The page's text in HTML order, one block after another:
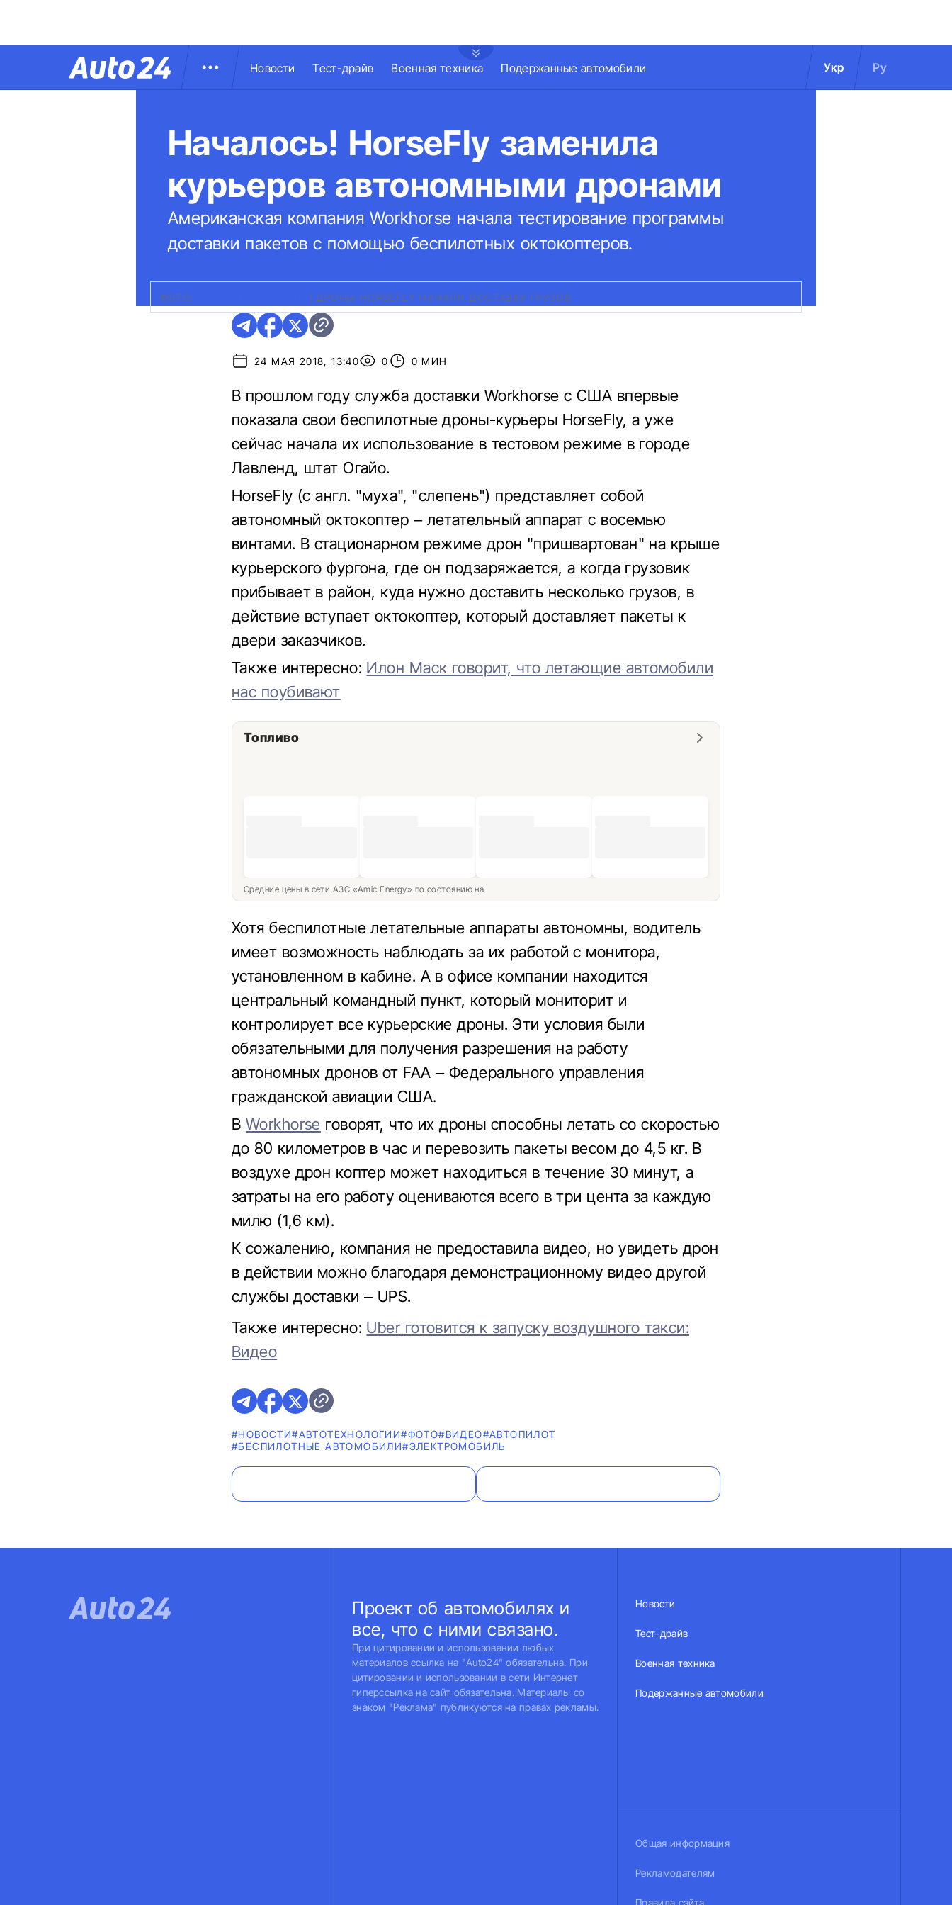
Новости Тест-драйв Военная техника Подержанные автомобили Укр Ру
Началось! HorseFly заменила
курьеров автономными дронами
Американская компания Workhorse начала тестирование программы
доставки пакетов с помощью беспилотных октокоптеров.
ФОТО: ДРОНЫ HORSEFLY НАЧАЛИ ДОСТАВКУ ГРУЗОВ
24 МАЯ 2018, 13:40 0 0 МИН
В прошлом году служба доставки Workhorse с США впервые
показала свои беспилотные дроны-курьеры HorseFly, а уже
сейчас начала их использование в тестовом режиме в городе
Лавленд, штат Огайо.
HorseFly (с англ. "муха", "слепень") представляет собой
автономный октокоптер – летательный аппарат с восемью
винтами. В стационарном режиме дрон "пришвартован" на крыше
курьерского фургона, где он подзаряжается, а когда грузовик
прибывает в район, куда нужно доставить несколько грузов, в
действие вступает октокоптер, который доставляет пакеты к
двери заказчиков.
Также интересно: Илон Маск говорит, что летающие автомобили
нас поубивают
Топливо
Средние цены в сети АЗС «Amic Energy» по состоянию на
Хотя беспилотные летательные аппараты автономны, водитель
имеет возможность наблюдать за их работой с монитора,
установленном в кабине. А в офисе компании находится
центральный командный пункт, который мониторит и
контролирует все курьерские дроны. Эти условия были
обязательными для получения разрешения на работу
автономных дронов от FAA – Федерального управления
гражданской авиации США.
В Workhorse говорят, что их дроны способны летать со скоростью
до 80 километров в час и перевозить пакеты весом до 4,5 кг. В
воздухе дрон коптер может находиться в течение 30 минут, а
затраты на его работу оцениваются всего в три цента за каждую
милю (1,6 км).
К сожалению, компания не предоставила видео, но увидеть дрон
в действии можно благодаря демонстрационному видео другой
службы доставки – UPS.
Также интересно: Uber готовится к запуску воздушного такси:
Видео
#НОВОСТИ#АВТОТЕХНОЛОГИИ#ФОТО#ВИДЕО#АВТОПИЛОТ
#БЕСПИЛОТНЫЕ АВТОМОБИЛИ#ЭЛЕКТРОМОБИЛЬ
Проект об автомобилях и
все, что с ними связано.
При цитировании и использовании любых
материалов ссылка на "Auto24" обязательна. При
цитировании и использовании в сети Интернет
гиперссылка на сайт обязательна. Материалы со
знаком "Реклама" публикуются на правах рекламы.
Новости
Тест-драйв
Военная техника
Подержанные автомобили
Общая информация
Рекламодателям
Правила сайта